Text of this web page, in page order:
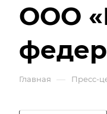
ООО
Главная — Пресс-